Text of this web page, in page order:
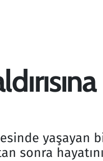
yaşayan
sonra